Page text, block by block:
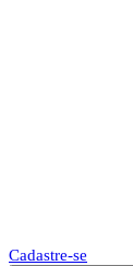
Cadastre-se